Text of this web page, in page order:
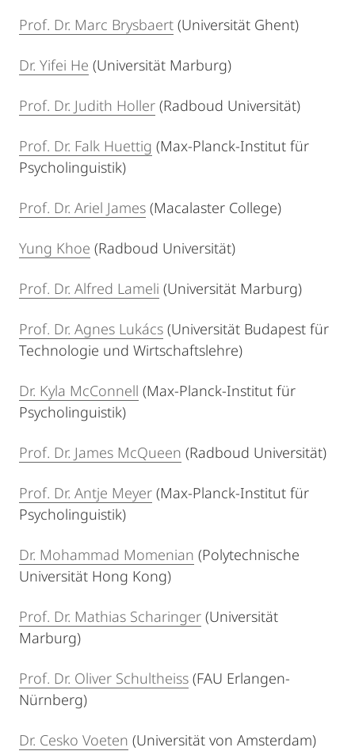
Prof. Dr. Marc Brysbaert (Universität Ghent)
Dr. Yifei He (Universität Marburg)
Prof. Dr. Judith Holler (Radboud Universität)
Prof. Dr. Falk Huettig (Max-Planck-Institut für
Psycholinguistik)
Prof. Dr. Ariel James (Macalaster College)
Yung Khoe (Radboud Universität)
Prof. Dr. Alfred Lameli (Universität Marburg)
Prof. Dr. Agnes Lukács (Universität Budapest für
Technologie und Wirtschaftslehre)
Dr. Kyla McConnell (Max-Planck-Institut für
Psycholinguistik)
Prof. Dr. James McQueen (Radboud Universität)
Prof. Dr. Antje Meyer (Max-Planck-Institut für
Psycholinguistik)
Dr. Mohammad Momenian (Polytechnische
Universität Hong Kong)
Prof. Dr. Mathias Scharinger (Universität
Marburg)
Prof. Dr. Oliver Schultheiss (FAU Erlangen-
Nürnberg)
Dr. Cesko Voeten (Universität von Amsterdam)